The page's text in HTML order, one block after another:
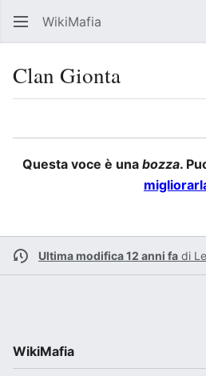
WikiMafia
Clan Gionta
Questa voce è una bozza.
Ultima modifica 12 anni fa di
WikiMafia